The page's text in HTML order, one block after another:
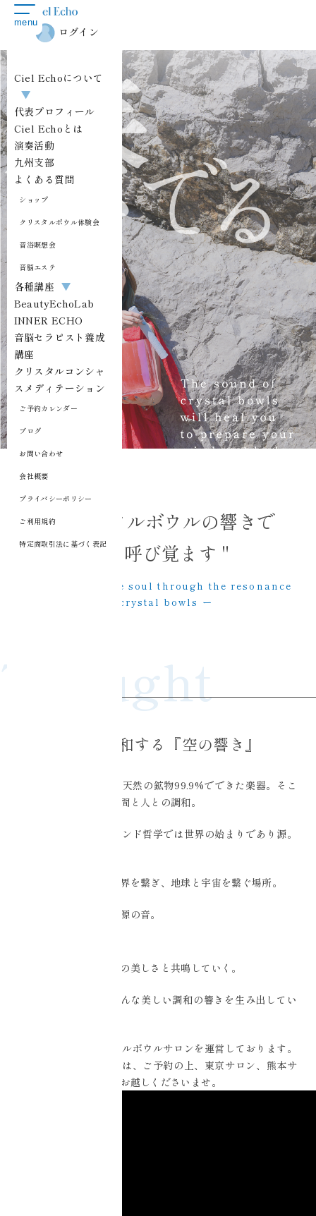
toggle
navigation
menu
ログイン
Ciel Echoについて
▼
代表プロフィール
Ciel Echoとは
演奏活動
九州支部
よくある質問
ショップ
クリスタルボウル体験会
音浴瞑想会
音脳エステ
各種講座 ▼
BeautyEchoLab
INNER ECHO
音脳セラピスト養成
講座
クリスタルコンシャ
スメディテーション
ご予約カレンダー
ブログ
お問い合わせ
会社概要
プライバシーポリシー
ご利用規約
特定商取引法に基づく表記
" クリスタルボウルの響きで
魂を呼び覚ます "
Thought
宇宙と調和する『空の響き』
クリスタルボウルは、天然の鉱物99.9%でできた楽器。そこ
に在るのは、自然と空間と人との調和。
「空（クウ）」は、インド哲学では世界の始まりであり源。
「空（ソラ）」は、世界を繋ぎ、地球と宇宙を繋ぐ場所。
「響」は、故郷の音。源の音。
自分の源の音が、世界の美しさと共鳴していく。
「Ciel Echo」は、そんな美しい調和の響きを生み出してい
東京、九州でクリスタルボウルサロンを運営しております。
ご相談、お問い合わせは、ご予約の上、東京サロン、熊本サ
ロン、鹿児島サロンへお越しくださいませ。